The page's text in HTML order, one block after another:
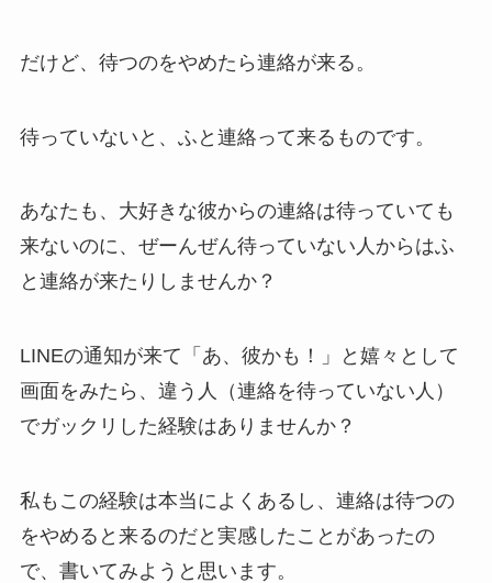
だけど、待つのをやめたら連絡が来る。
待っていないと、ふと連絡って来るものです。
あなたも、大好きな彼からの連絡は待っていても
来ないのに、ぜーんぜん待っていない人からはふ
と連絡が来たりしませんか？
LINEの通知が来て「あ、彼かも！」と嬉々として
画面をみたら、違う人（連絡を待っていない人）
でガックリした経験はありませんか？
私もこの経験は本当によくあるし、連絡は待つの
をやめると来るのだと実感したことがあったの
で、書いてみようと思います。